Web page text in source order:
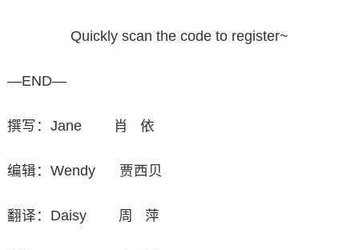
Quickly scan the code to register~
—END—
撰写：Jane 肖 依
编辑：Wendy 贾西贝
翻译：Daisy 周 萍